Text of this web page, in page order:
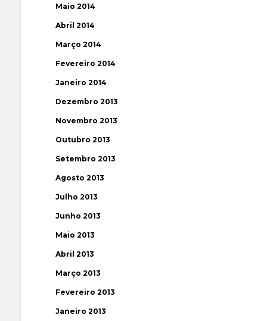
Maio 2014
Abril 2014
Março 2014
Fevereiro 2014
Janeiro 2014
Dezembro 2013
Novembro 2013
Outubro 2013
Setembro 2013
Agosto 2013
Julho 2013
Junho 2013
Maio 2013
Abril 2013
Março 2013
Fevereiro 2013
Janeiro 2013